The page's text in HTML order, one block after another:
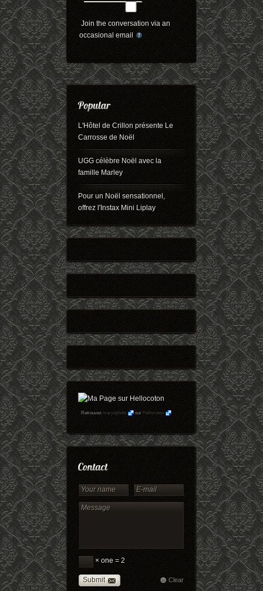
Join the conversation via an
occasional email
L'Hôtel de Crillon présente Le
Carrosse de Noël
UGG célèbre Noël avec la
famille Marley
Pour un Noël sensationnel,
offrez l'Instax Mini Liplay
Retrouvezmaryophoto surHellocoton
× one = 2
Submit Clear